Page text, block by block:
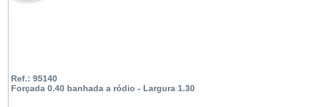
Ref.: 95140
Forçada 0.40 banhada a ródio - Largura 1.30